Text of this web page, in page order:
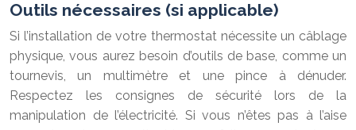
Outils nécessaires (si applicable)
Si l’installation de votre thermostat nécessite un câblage
physique, vous aurez besoin d’outils de base, comme un
tournevis, un multimètre et une pince à dénuder.
Respectez les consignes de sécurité lors de la
manipulation de l’électricité. Si vous n’êtes pas à l’aise